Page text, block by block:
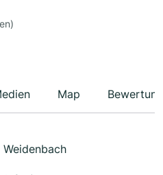
Map